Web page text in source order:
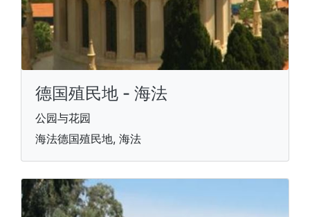
德国殖民地 - 海法
公园与花园
海法德国殖民地, 海法